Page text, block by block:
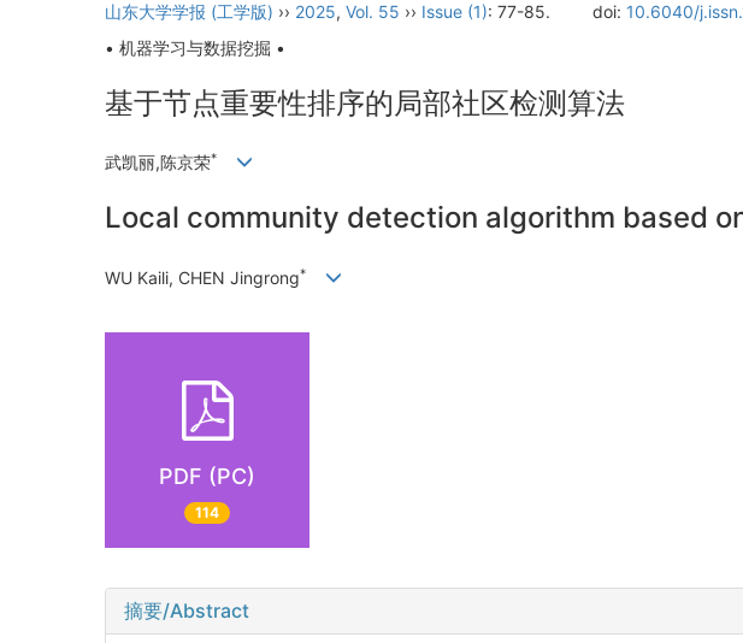
山东大学学报 (工学版) ›› 2025, Vol. 55 ›› Issue (1): 77-85. doi: 10.6040/
• 机器学习与数据挖掘 •
基于节点重要性排序的局部社区检测算法
武凯丽,陈京荣*
Local community detection algorithm based
WU Kaili, CHEN Jingrong*
PDF (PC)
114
摘要/Abstract